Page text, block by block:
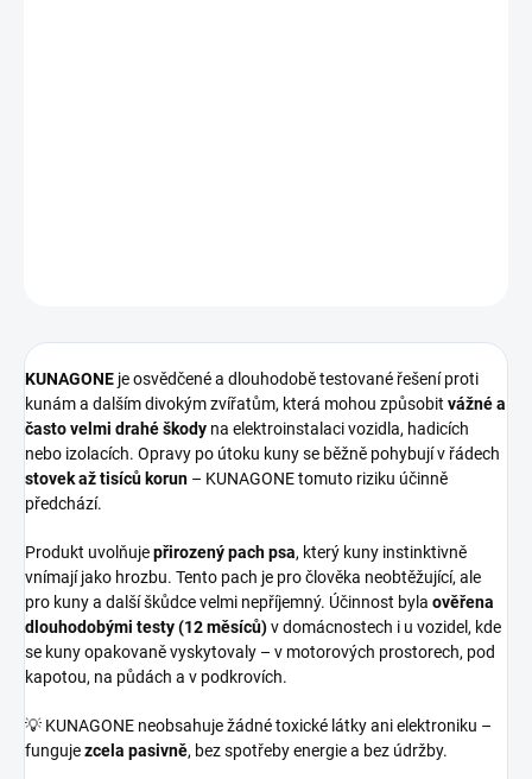
KUNAGONE je osvědčené a dlouhodobě testované řešení proti
kunám a dalším divokým zvířatům, která mohou způsobit vážné a
často velmi drahé škody na elektroinstalaci vozidla, hadicích
nebo izolacích. Opravy po útoku kuny se běžně pohybují v řádech
stovek až tisíců korun – KUNAGONE tomuto riziku účinně
předchází.
Produkt uvolňujepřirozený pach psa, který kuny instinktivně
vnímají jako hrozbu. Tento pach je pro člověka neobtěžující, ale
pro kuny a další škůdce velmi nepříjemný. Účinnost byla ověřena
dlouhodobými testy (12 měsíců)v domácnostech i u vozidel, kde
se kuny opakovaně vyskytovaly – v motorových prostorech, pod
kapotou, na půdách a v podkrovích.
💡 KUNAGONE neobsahuje žádné toxické látky ani elektroniku –
fungujezcela pasivně, bez spotřeby energie a bez údržby.